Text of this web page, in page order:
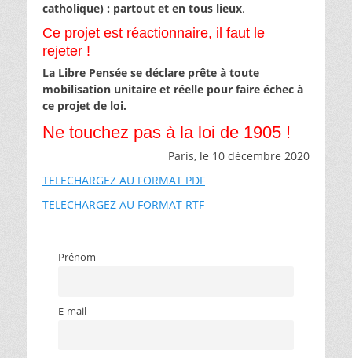
catholique) : partout et en tous lieux.
Ce projet est réactionnaire, il faut le
rejeter !
La Libre Pensée se déclare prête à toute
mobilisation unitaire et réelle pour faire échec à
ce projet de loi.
Ne touchez pas à la loi de 1905 !
Paris, le 10 décembre 2020
TELECHARGEZ AU FORMAT PDF
TELECHARGEZ AU FORMAT RTF
Prénom
E-mail